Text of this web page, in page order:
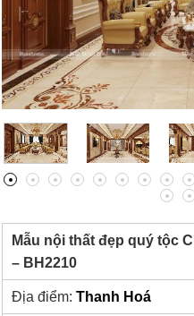
Mẫu nội thất đẹp quý tộc
– BH2210
Địa điểm: Thanh Hoá